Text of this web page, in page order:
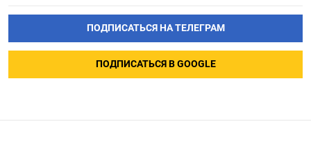
ПОДПИСАТЬСЯ НА ТЕЛЕГРАМ
ПОДПИСАТЬСЯ В GOOGLE